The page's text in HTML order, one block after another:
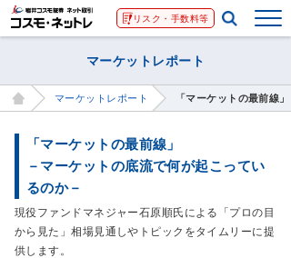
リスク・手数料等
マーケットレポート
マーケットレポート 「マーケットの最前線
「マーケットの最前線」
－マーケットの底流で何が起こってい
るのか－
現役ファンドマネジャー石原順氏による「プロの目
から見た」相場見通しやトピックをタイムリーに提
供します。